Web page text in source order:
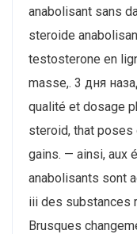
anabolisant sans
steroide
testosterone en
masse,. 3 дня
qualité et dosage
steroid, that poses
gains. — ainsi, aux
anabolisants sont
iii des substances
Brusques